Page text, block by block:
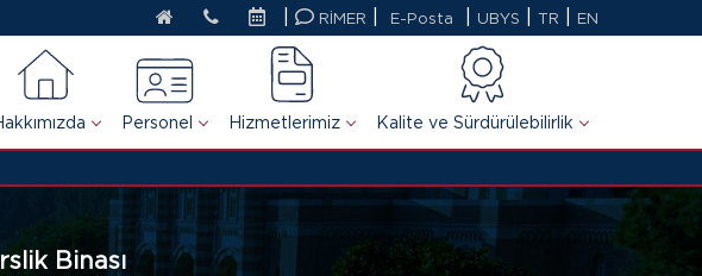
RİMER E-Posta UBYS TR EN
Personel Hizmetlerimiz Kalite ve Sürdürülebilirlik
Binası